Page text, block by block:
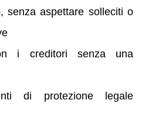
senza aspettare solleciti o
i creditori senza una
di protezione legale